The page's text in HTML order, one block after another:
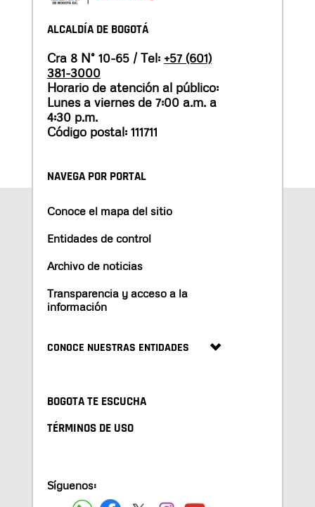
ALCALDÍA DE BOGOTÁ
Cra 8 N° 10-65 / Tel: +57 (601)
381-3000
Horario de atención al público:
Lunes a viernes de 7:00 a.m. a
4:30 p.m.
Código postal: 111711
NAVEGA POR PORTAL
Conoce el mapa del sitio
Entidades de control
Archivo de noticias
Transparencia y acceso a la
información
CONOCE NUESTRAS ENTIDADES
BOGOTA TE ESCUCHA
TÉRMINOS DE USO
Síguenos: